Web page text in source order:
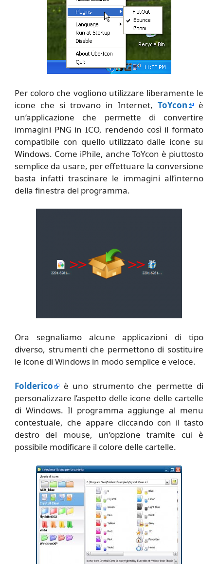
Per coloro che vogliono utilizzare liberamente le
icone che si trovano in Internet, ToYcon
è
un’applicazione che permette di convertire
immagini PNG in ICO, rendendo così il formato
compatibile con quello utilizzato dalle icone su
Windows. Come iPhile, anche ToYcon è piuttosto
semplice da usare, per effettuare la conversione
basta infatti trascinare le immagini all’interno
della finestra del programma.
Ora segnaliamo alcune applicazioni di tipo
diverso, strumenti che permettono di sostituire
le icone di Windows in modo semplice e veloce.
Folderico
è uno strumento che permette di
personalizzare l’aspetto delle icone delle cartelle
di Windows. Il programma aggiunge al menu
contestuale, che appare cliccando con il tasto
destro del mouse, un’opzione tramite cui è
possibile modificare il colore delle cartelle.